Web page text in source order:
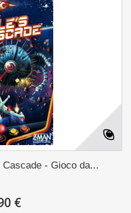
- Gioco da...
€